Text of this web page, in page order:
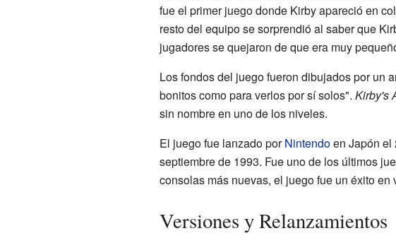
fue el primer juego donde Kirby apareció en
resto del equipo se sorprendió al saber que
jugadores se quejaron de que era muy
Los fondos del juego fueron dibujados por un
bonitos como para verlos por sí solos". Kirby's
sin nombre en uno de los niveles.
El juego fue lanzado porNintendoen Japón el
septiembre de 1993. Fue uno de los últimos
consolas más nuevas, el juego fue un éxito
Versiones y Relanzamientos